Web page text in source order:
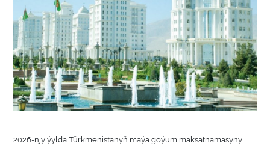
2026-njy ýylda Türkmenistanyň maýa goýum maksatnamasyny